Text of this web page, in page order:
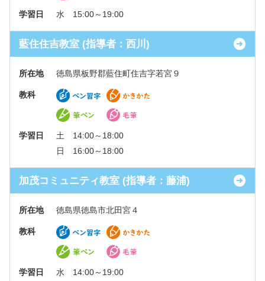
学習日 水 15:00～19:00
藍住住吉教室 (指導者：西川)
所在地 徳島県板野郡藍住町住吉字若宮９
教科
学習日
土 14:00～18:00
日 16:00～18:00
加茂コミュニティ教室 (指導者：藤浦)
所在地 徳島県徳島市北田宮４
教科
学習日 水 14:00～19:00